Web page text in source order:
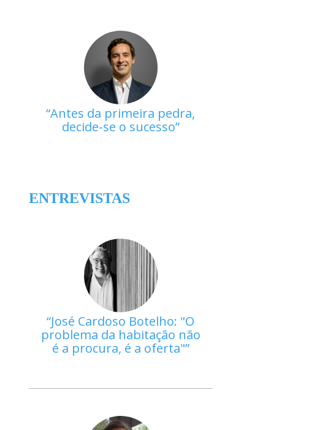
Antes da primeira pedra,
decide-se o sucesso
ENTREVISTAS
José Cardoso Botelho: "O
problema da habitação não
é a procura, é a oferta"